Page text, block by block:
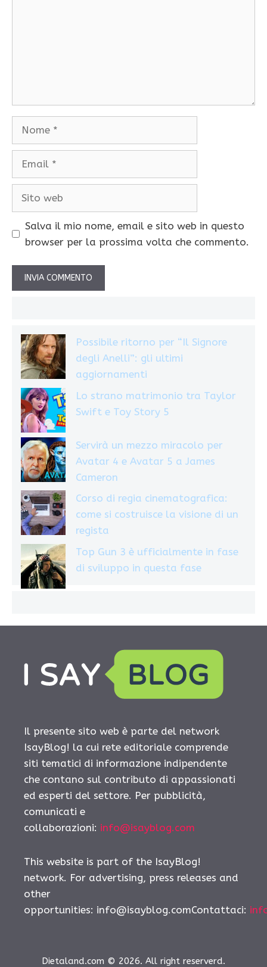
Salva il mio nome, email e sito web in questo
browser per la prossima volta che commento.
Possibile ritorno per “Il Signore
degli Anelli”: gli ultimi
aggiornamenti
Lo strano matrimonio tra Taylor
Swift e Toy Story 5
Servirà un mezzo miracolo per
Avatar 4 e Avatar 5 a James
Cameron
Corso di regia cinematografica:
come si costruisce la visione di un
regista
Top Gun 3 è ufficialmente in fase
di sviluppo in questa fase
Il presente sito web è parte del network
IsayBlog! la cui rete editoriale comprende
siti tematici di informazione indipendente
che contano sul contributo di appassionati
ed esperti del settore. Per pubblicità,
comunicati e
collaborazioni: info@isayblog.com
This website is part of the IsayBlog!
network. For advertising, press releases and
other
opportunities: info@isayblog.comContattaci:
Dietaland.com © 2026. All right reserverd.